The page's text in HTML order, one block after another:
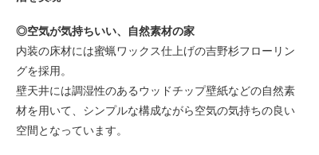
◎空気が気持ちいい、自然素材の家
内装の床材には蜜蝋ワックス仕上げの吉野杉フローリン
グを採用。
壁天井には調湿性のあるウッドチップ壁紙などの自然素
材を用いて、シンプルな構成ながら空気の気持ちの良い
空間となっています。